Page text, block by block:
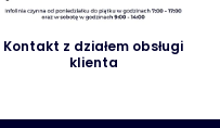
Kontakt z działem obsługi
klienta